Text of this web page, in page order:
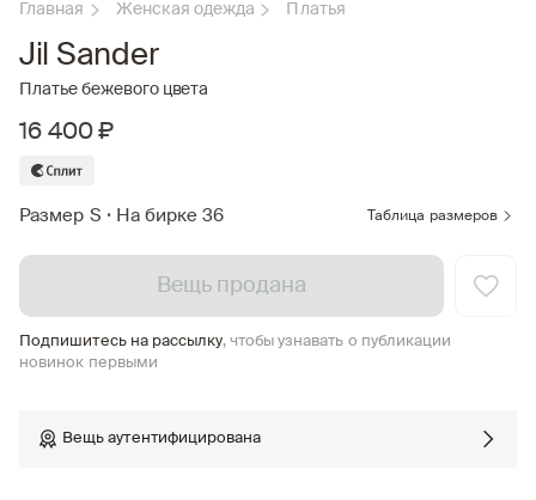
Главная Женская одежда Платья
Jil Sander
Платье бежевого цвета
16 400 ₽
Размер S • На бирке 36 Таблица размеров
Вещь продана
Подпишитесь на рассылку, чтобы узнавать о публикации
новинок первыми
Вещь аутентифицирована